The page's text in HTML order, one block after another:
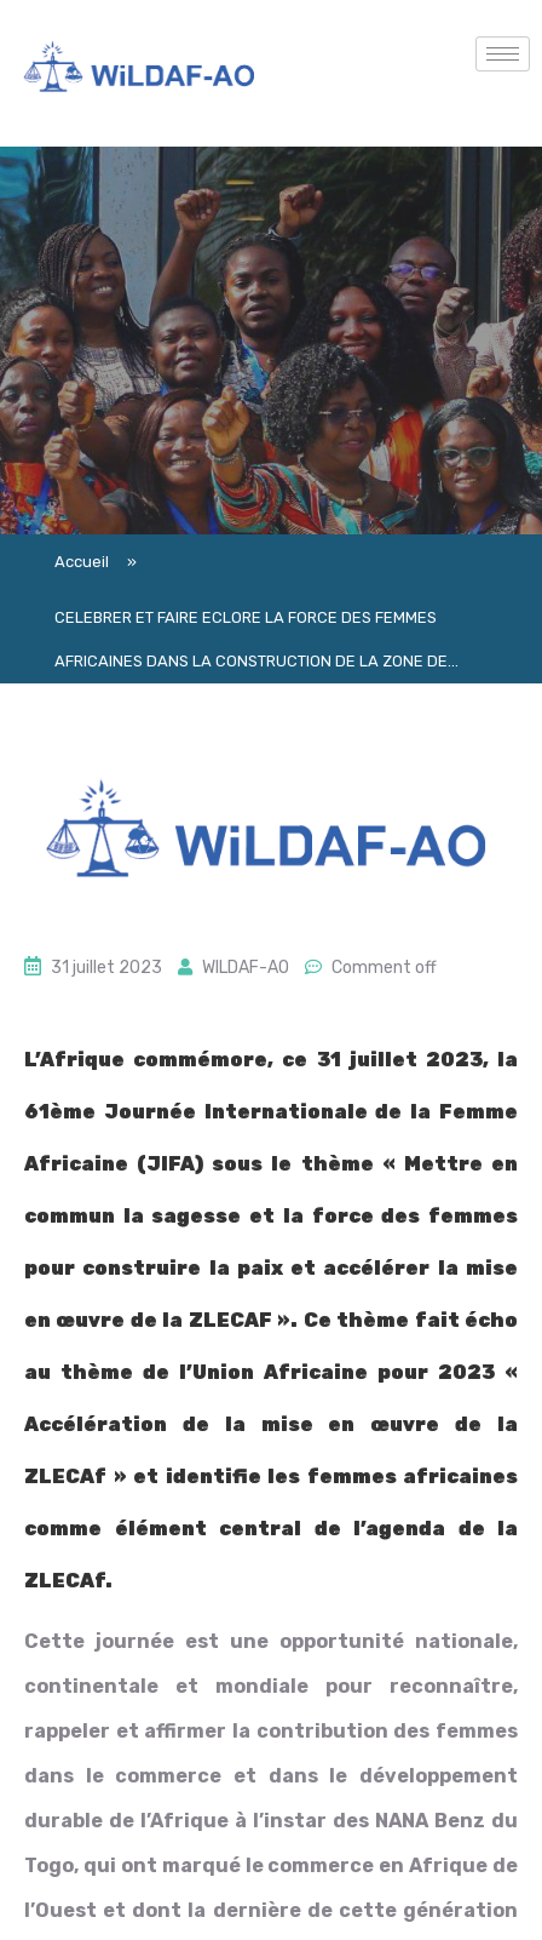
Accueil »
CELEBRER ET FAIRE ECLORE LA FORCE DES FEMMES
AFRICAINES DANS LA CONSTRUCTION DE LA ZONE DE...
31 juillet 2023 WILDAF-AO Comment off
L’Afrique commémore, ce 31 juillet 2023, la
61ème Journée Internationale de la Femme
Africaine (JIFA) sous le thème « Mettre en
commun la sagesse et la force des femmes
pour construire la paix et accélérer la mise
en œuvre de la ZLECAF ». Ce thème fait écho
au thème de l’Union Africaine pour 2023 «
Accélération de la mise en œuvre de la
ZLECAf » et identifie les femmes africaines
comme élément central de l’agenda de la
ZLECAf.
Cette journée est une opportunité nationale,
continentale et mondiale pour reconnaître,
rappeler et affirmer la contribution des femmes
dans le commerce et dans le développement
durable de l’Afrique à l’instar des NANA Benz du
Togo, qui ont marqué le commerce en Afrique de
l’Ouest et dont la dernière de cette génération